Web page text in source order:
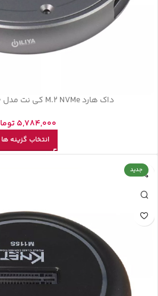
داک هارد M.2 NVMe کی نت مدل K-NET K-CM2M110
5,784,000
انتخاب گزینه ها
جدید